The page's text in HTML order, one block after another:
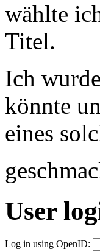
wählte
Titel.
Ich
könnte
eines
User
Log in using OpenID: